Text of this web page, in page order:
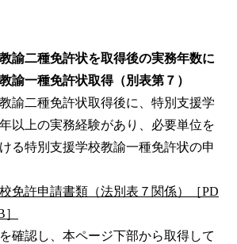
諭二種免許状を取得後の実務年数に
諭一種免許状取得（別表第７）
二種免許状取得後に、特別支援学
以上の実務経験があり、必要単位を
る特別支援学校教諭一種免許状の申
免許申請書類（法別表７関係）［PD
認し、本ページ下部から取得して